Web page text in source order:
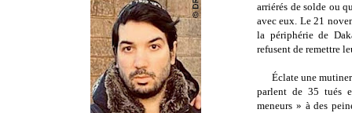
arriérés de solde ou
avec eux. Le 21
la périphérie de
refusent de remettre
Éclate une
parlent de 35 tués
meneurs » à des